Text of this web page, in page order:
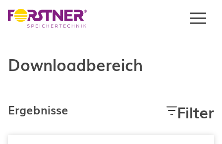
Menu
Downloadbereich
Ergebnisse Filter